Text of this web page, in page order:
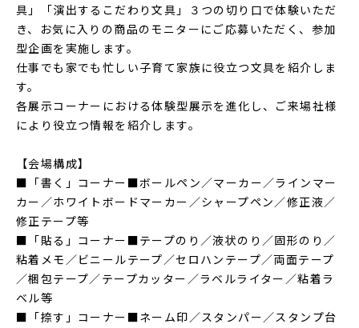
具」「演出するこだわり文具」３つの切り口で体験いただ
き、お気に入りの商品のモニターにご応募いただく、参加
型企画を実施します。
仕事でも家でも忙しい子育て家族に役立つ文具を紹介しま
す。
各展示コーナーにおける体験型展示を進化し、ご来場社様
により役立つ情報を紹介します。
【会場構成】
■「書く」コーナー■ボールペン／マーカー／ラインマー
カー／ホワイトボードマーカー／シャープペン／修正液／
修正テープ等
■「貼る」コーナー■テープのり／液状のり／固形のり／
粘着メモ／ビニールテープ／セロハンテープ／両面テープ
／梱包テープ／テープカッター／ラベルライター／粘着ラ
ベル等
■「捺す」コーナー■ネーム印／スタンパー／スタンプ台